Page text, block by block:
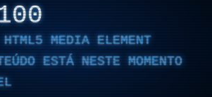
HTML5 MEDIA ELEMENT
ESTÁ NESTE MOMENTO